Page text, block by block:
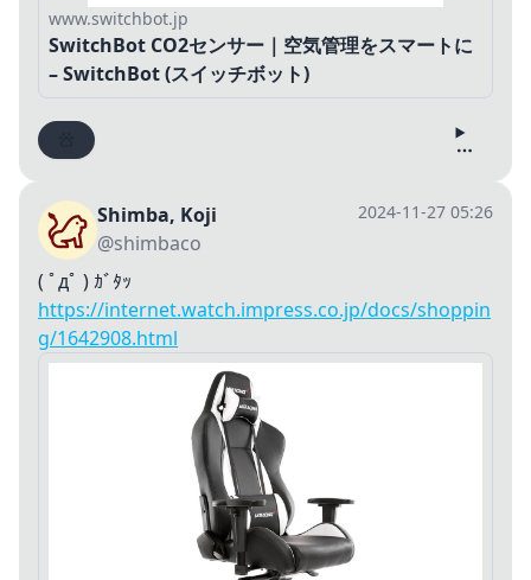
www.switchbot.jp
SwitchBot CO2センサー｜空気管理をスマートに
– SwitchBot (スイッチボット)
Shimba, Koji
@shimbaco
2024-11-27 05:26
( ﾟдﾟ ) ｶﾞﾀｯ
https://internet.watch.impress.co.jp/docs/shoppin
g/1642908.html